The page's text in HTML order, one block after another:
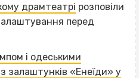
драмтеатрі розповіли
перед
і одеськими
залаштунків «Енеїди» у